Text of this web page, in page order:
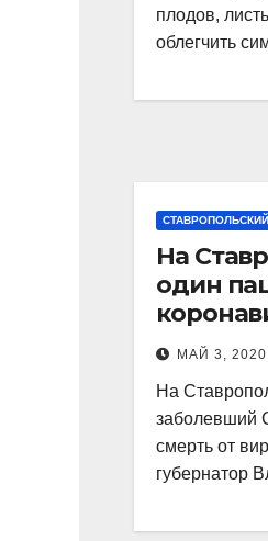
плодов,
облегчить
На
один
МАЙ 3, 2020
На
заболевший
смерть от
губернатор